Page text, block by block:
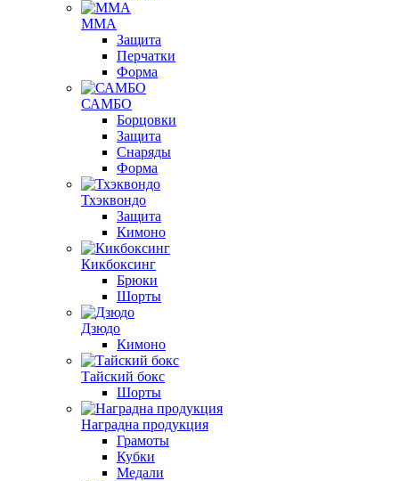
ММА
Защита
Перчатки
Форма
САМБО
Борцовки
Защита
Снаряды
Форма
Тхэквондо
Защита
Кимоно
Кикбоксинг
Брюки
Шорты
Дзюдо
Кимоно
Тайский бокс
Шорты
Наградна продукция
Грамоты
Кубки
Медали